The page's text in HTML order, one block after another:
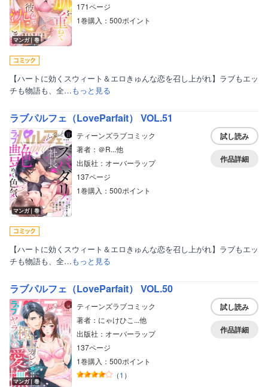
マンガ｜巻
171ページ
1巻購入：500ポイント
【ハートに効くスウィート＆エロきゅんな恋を召し上がれ】ラブもエッ
チも物語も、全…もっと見る
ラブパルフェ（LoveParfait） VOL.51
マンガ｜巻
ティーンズラブコミック
著者：＠R...他
出版社：オーバーラップ
137ページ
1巻購入：500ポイント
試し読み
作品詳細
【ハートに効くスウィート＆エロきゅんな恋を召し上がれ】ラブもエッ
チも物語も、全…もっと見る
ラブパルフェ（LoveParfait） VOL.50
マンガ｜巻
ティーンズラブコミック
著者：にゃけひこ...他
出版社：オーバーラップ
137ページ
1巻購入：500ポイント
（1 ）
試し読み
作品詳細